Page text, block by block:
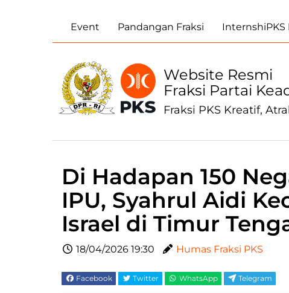
Event
Pandangan Fraksi InternshiPKS
Website Resmi
Fraksi Partai
Fraksi PKS Kreatif,
Di Hadapan 150
IPU, Syahrul Aidi
Israel di Timur
18/04/2026 19:30 Humas Fraksi PKS
Facebook Twitter WhatsApp Telegram